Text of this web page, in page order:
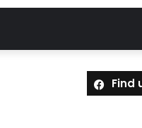
Find